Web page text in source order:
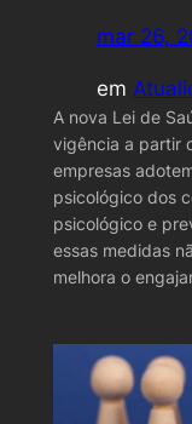
mar 26,
em
A nova Lei de
vigência a partir
empresas
psicológico dos
psicológico e
essas medidas
melhora o